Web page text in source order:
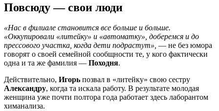
Повсюду — свои люди
«Нас в филиале становится все больше и больше.
«Оккупировали «литейку» и «автоматку», доберемся и до
прессового участка, когда дети подрастут», — не без юмора
говорят о своей семейной сообщности те, у кого фактически
одна и та же фамилия — Походня.
Действительно, Игорь позвал в «литейку» свою сестру
Александру, когда та искала работу. В результате молодая
женщина уже почти полтора года работает здесь лаборантом
химанализа.